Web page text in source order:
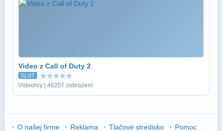
Video z Call of Duty 2
01:07
Videohry | 46207 zobrazení
O našej firme Reklama Tlačové stredisko Pomoc